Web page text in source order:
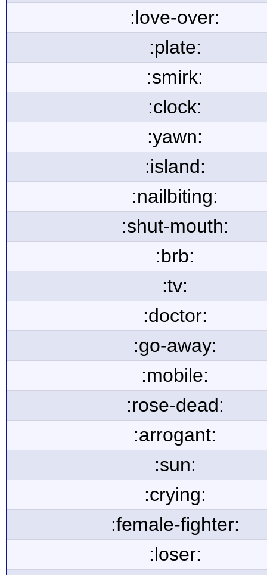
:love-over:
:plate:
:smirk:
:clock:
:yawn:
:island:
:nailbiting:
:shut-mouth:
:brb:
:tv:
:doctor:
:go-away:
:mobile:
:rose-dead:
:arrogant:
:sun:
:crying:
:female-fighter:
:loser: